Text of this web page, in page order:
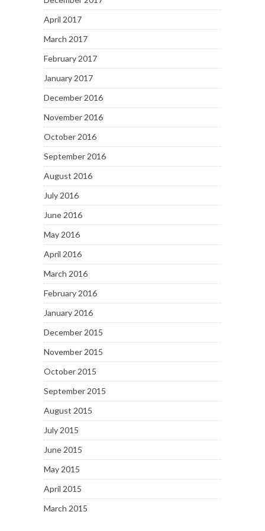
April 2017
March 2017
February 2017
January 2017
December 2016
November 2016
October 2016
September 2016
August 2016
July 2016
June 2016
May 2016
April 2016
March 2016
February 2016
January 2016
December 2015
November 2015
October 2015
September 2015
August 2015
July 2015
June 2015
May 2015
April 2015
March 2015